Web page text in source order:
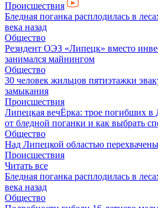
Происшествия
Бледная поганка расплодилась в
века назад
Общество
Резидент ОЭЗ «Липецк» вместо
занимался майнингом
Общество
30 человек жильцов пятиэтажки
замыкания
Происшествия
Липецкая вечЁрка: трое погибших
от бледной поганки и как выбрать
Общество
Над Липецкой областью
Происшествия
Читать все
Бледная поганка расплодилась в
века назад
Общество